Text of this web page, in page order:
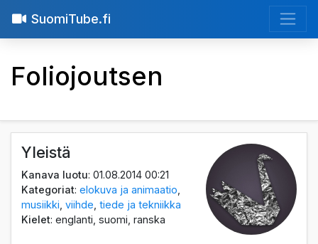
SuomiTube.fi
Foliojoutsen
Yleistä
Kanava luotu: 01.08.2014 00:21
Kategoriat:elokuva ja animaatio
musiikki ,viihde ,tiede ja tekniikka
Kielet: englanti, suomi, ranska